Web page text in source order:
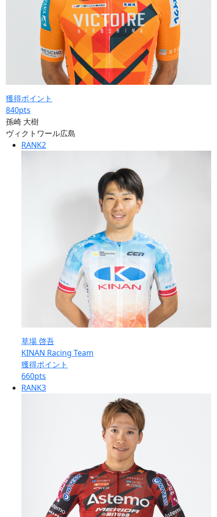
獲得ポイント
840pts
孫崎 大樹
ヴィクトワール広島
RANK2
草場 啓吾
KINAN Racing Team
獲得ポイント
660pts
RANK3